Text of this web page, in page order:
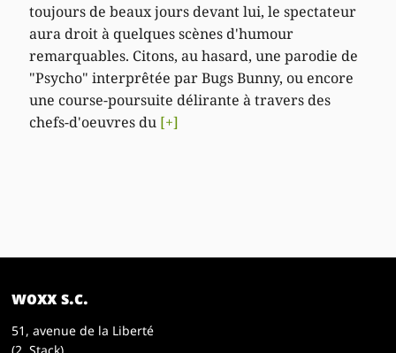
toujours de beaux jours devant lui, le spectateur
aura droit à quelques scènes d'humour
remarquables. Citons, au hasard, une parodie de
"Psycho" interprêtée par Bugs Bunny, ou encore
une course-poursuite délirante à travers des
chefs-d'oeuvres du [+]
woxx s.c.
51, avenue de la Liberté
(2. Stack)